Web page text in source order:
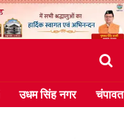
उधम सिंह नगर चंपावत